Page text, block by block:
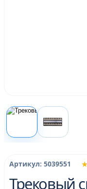
Артикул: 5039551
Трековый